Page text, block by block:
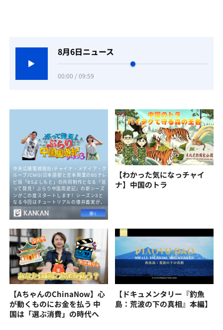
8月6日ニュース
00:00 / 09:59
【わかった気になっチャイ
ナ】中国のトラ
【AちゃんのChinaNow】心
が動くものにお金を払う 中
国は「選ぶ消費」の時代へ
【ドキュメンタリー『釣魚
島：荒波の下の真相』本編】